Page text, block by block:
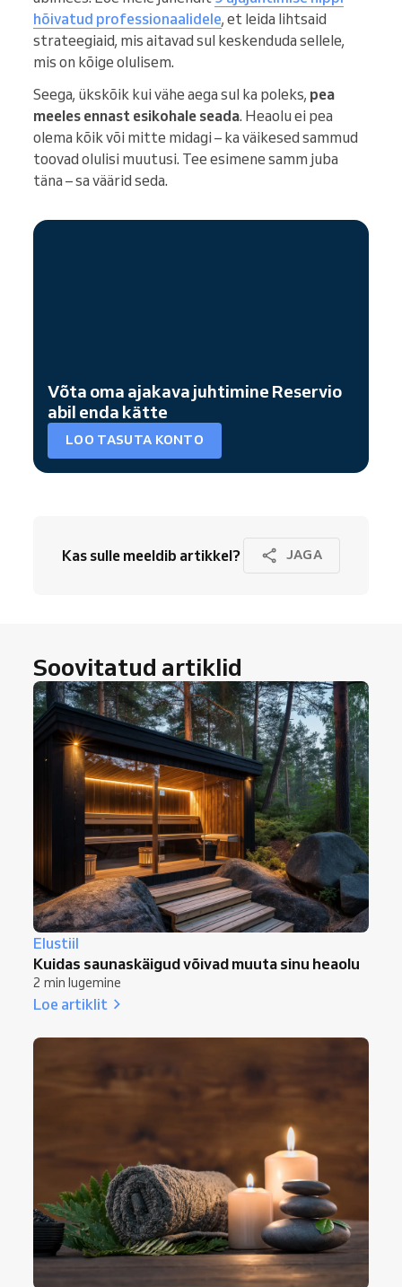
hõivatud professionaalidele, et leida lihtsaid
strateegiaid, mis aitavad sul keskenduda sellele,
mis on kõige olulisem.
Seega, ükskõik kui vähe aega sul ka poleks, pea
meeles ennast esikohale seada. Heaolu ei pea
olema kõik või mitte midagi – ka väikesed sammud
toovad olulisi muutusi. Tee esimene samm juba
täna – sa väärid seda.
Võta oma ajakava juhtimine Reservio
abil enda kätte
LOO TASUTA KONTO
Kas sulle meeldib artikkel? JAGA
Soovitatud artiklid
Elustiil
Kuidas saunaskäigud võivad muuta sinu heaolu
2 min lugemine
Loe artiklit